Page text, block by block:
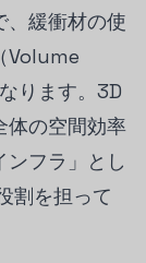
、緩衝材の使
Volume
ります。3D
体の空間効率
ンフラ」とし
割を担って